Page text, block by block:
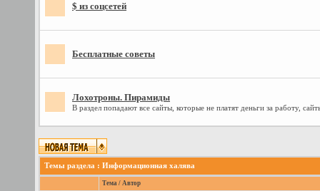
$ из соцсетей
Бесплатные советы
Лохотроны. Пирамиды
В раздел попадают все сайты, которые не платят деньги за работу,
Темы раздела : Информационная халява
Тема / Автор